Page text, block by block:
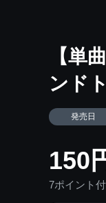
【単
ンド
発売日
150
7ポイント